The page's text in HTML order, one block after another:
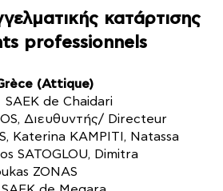
κατάρτισης
professionnels
(Attique)
SAEK de Chaidari
Διευθυντής/ Directeur
Katerina KAMPITI, Natassa
SATOGLOU, Dimitra
ZONAS